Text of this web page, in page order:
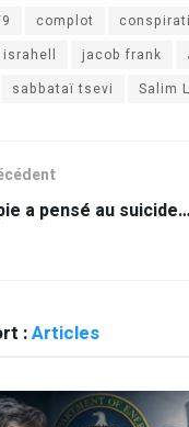
complot
israhell jacob frank
sabbataï tsevi Salim
a pensé au
:Articles